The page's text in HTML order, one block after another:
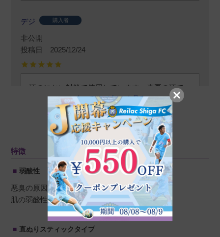
デジ 購入者
非公開
投稿日
2025/12/24
汗のにおい対策で使用しています。真夏の汗で
も、ストレスによる汗でも、これを使用してい
たら全く心配なしです。
Ra 購入者
50代 女性
投稿日
2025/04/28
使いやすく、お値段も安く、無くならないでほ
すべてのレビューを見る
レビューを書く
特徴
弱酸性
悪臭の原因であるアンモニアを中和・消臭
肌の弱酸性を保ち細菌の増殖や汗の臭いを抑える
直ぬりスティックタイプ